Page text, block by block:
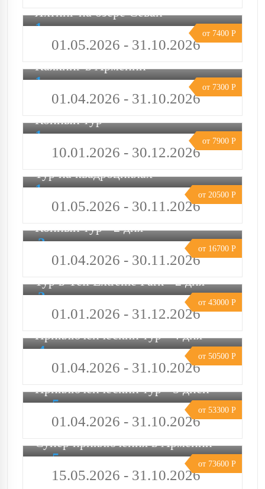
Яхтинг на озере Севан
1 день
01.05.2026 - 31.10.2026
Каякинг в Армении
1 день
01.04.2026 - 31.10.2026
от 7400 Р
Конный тур
1 день
10.01.2026 - 30.12.2026
от 7300 Р
Тур на квадроциклах
1 день
01.05.2026 - 30.11.2026
от 7900 Р
Конный тур - 2 дня
2 дня
01.04.2026 - 30.11.2026
от 20500 Р
Тур в Yell Extreme Park - 2 дня
2 дня
01.01.2026 - 31.12.2026
от 16700 Р
Приключенческий тур - 4 дня
4 дня
01.04.2026 - 31.10.2026
от 43000 Р
Приключенческий тур - 5 дней
5
дней
01.04.2026 - 31.10.2026
от 50500 Р
Супер приключения в Армении
5
дней
15.05.2026 - 31.10.2026
от 53300 Р
от 73600 Р